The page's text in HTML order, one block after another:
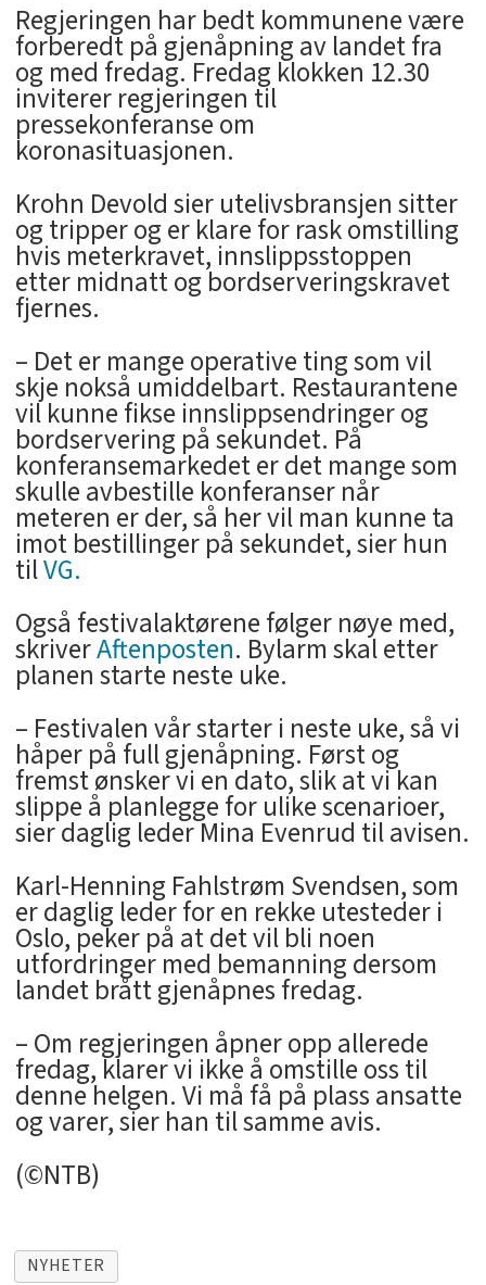
Regjeringen har bedt kommunene være
forberedt på gjenåpning av landet fra
og med fredag. Fredag klokken 12.30
inviterer regjeringen til
pressekonferanse om
koronasituasjonen.
Krohn Devold sier utelivsbransjen sitter
og tripper og er klare for rask omstilling
hvis meterkravet, innslippsstoppen
etter midnatt og bordserveringskravet
fjernes.
– Det er mange operative ting som vil
skje nokså umiddelbart. Restaurantene
vil kunne fikse innslippsendringer og
bordservering på sekundet. På
konferansemarkedet er det mange som
skulle avbestille konferanser når
meteren er der, så her vil man kunne ta
imot bestillinger på sekundet, sier hun
tilVG.
Også festivalaktørene følger nøye med,
skriverAftenposten. Bylarm skal etter
planen starte neste uke.
– Festivalen vår starter i neste uke, så vi
håper på full gjenåpning. Først og
fremst ønsker vi en dato, slik at vi kan
slippe å planlegge for ulike scenarioer,
sier daglig leder Mina Evenrud til avisen.
Karl-Henning Fahlstrøm Svendsen, som
er daglig leder for en rekke utesteder i
Oslo, peker på at det vil bli noen
utfordringer med bemanning dersom
landet brått gjenåpnes fredag.
– Om regjeringen åpner opp allerede
fredag, klarer vi ikke å omstille oss til
denne helgen. Vi må få på plass ansatte
og varer, sier han til samme avis.
(©NTB)
NYHETER